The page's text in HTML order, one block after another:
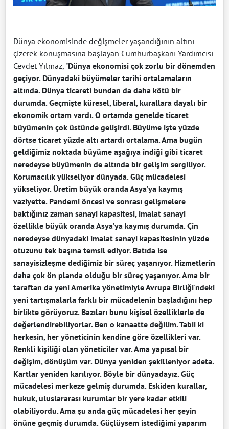
Dünya ekonomisinde değişmeler yaşandığının altını
çizerek konuşmasına başlayan Cumhurbaşkanı Yardımcısı
Cevdet Yılmaz, "Dünya ekonomisi çok zorlu bir dönemden
geçiyor. Dünyadaki büyümeler tarihi ortalamaların
altında. Dünya ticareti bundan da daha kötü bir
durumda. Geçmişte küresel, liberal, kurallara dayalı bir
ekonomik ortam vardı. O ortamda genelde ticaret
büyümenin çok üstünde gelişirdi. Büyüme işte yüzde
dörtse ticaret yüzde altı artardı ortalama. Ama bugün
geldiğimiz noktada büyüme aşağıya indiği gibi ticaret
neredeyse büyümenin de altında bir gelişim sergiliyor.
Korumacılık yükseliyor dünyada. Güç mücadelesi
yükseliyor. Üretim büyük oranda Asya'ya kaymış
vaziyette. Pandemi öncesi ve sonrası gelişmelere
baktığınız zaman sanayi kapasitesi, imalat sanayi
özellikle büyük oranda Asya'ya kaymış durumda. Çin
neredeyse dünyadaki imalat sanayi kapasitesinin yüzde
otuzunu tek başına temsil ediyor. Batıda ise
sanayisizleşme dediğimiz bir süreç yaşanıyor. Hizmetlerin
daha çok ön planda olduğu bir süreç yaşanıyor. Ama bir
taraftan da yeni Amerika yönetimiyle Avrupa Birliği'ndeki
yeni tartışmalarla farklı bir mücadelenin başladığını hep
birlikte görüyoruz. Bazıları bunu kişisel özelliklerle de
değerlendirebiliyorlar. Ben o kanaatte değilim. Tabii ki
herkesin, her yöneticinin kendine göre özellikleri var.
Renkli kişiliği olan yöneticiler var. Ama yapısal bir
değişim, dönüşüm var. Dünya yeniden şekilleniyor adeta.
Kartlar yeniden karılıyor. Böyle bir dünyadayız. Güç
mücadelesi merkeze gelmiş durumda. Eskiden kurallar,
hukuk, uluslararası kurumlar bir yere kadar etkili
olabiliyordu. Ama şu anda güç mücadelesi her şeyin
önüne geçmiş durumda. Güçlüysem istediğimi yaparım